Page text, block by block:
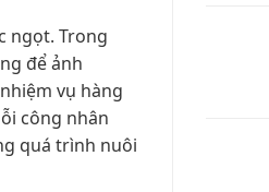
ngọt. Trong
để ảnh
vụ hàng
công nhân
quá trình nuôi